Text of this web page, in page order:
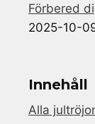
Förbered
2025-10-
Innehåll
Alla